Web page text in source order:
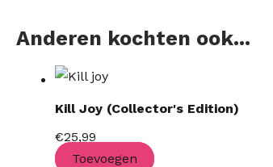
Anderen kochten ook...
Kill Joy (Collector's Edition)
€25,99
Toevoegen